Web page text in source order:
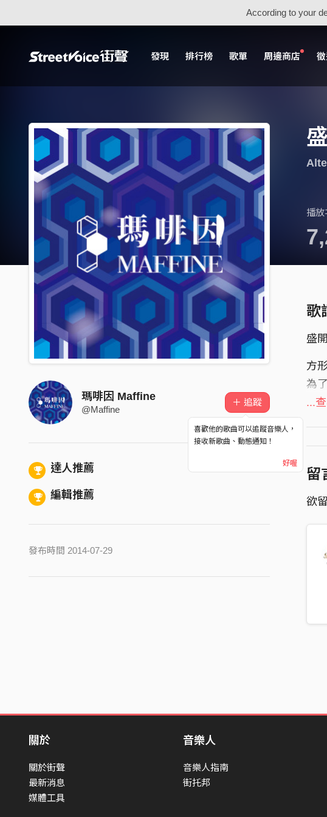
According to your
發現 排行榜 歌單 周邊商店
播放
瑪啡因 Maffine
@Maffine
＋ 追蹤
喜歡他的歌曲可以追蹤音樂人，
接收新歌曲、動態通知！
好喔
達人推薦
編輯推薦
發布時間 2014-07-29
歌
盛開
方
為
心
當
反
唯
伸
...
留
欲
關於
關於街聲
最新消息
媒體工具
音樂人
音樂人指南
街托邦